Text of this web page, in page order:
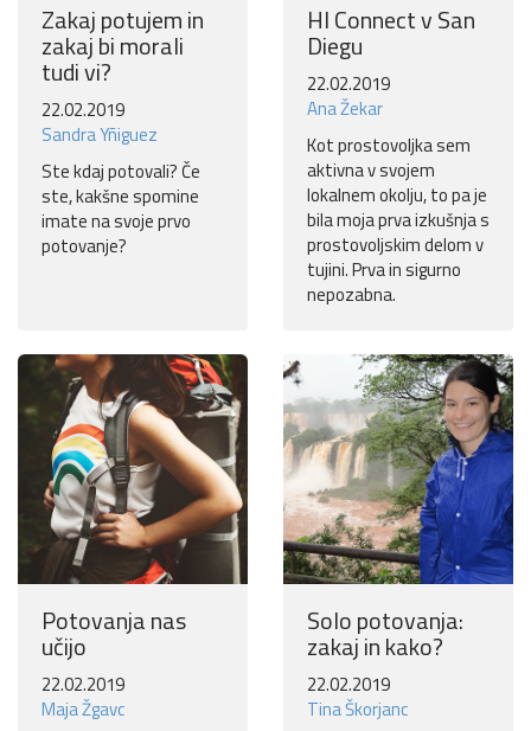
Zakaj potujem in
zakaj bi morali
tudi vi?
22.02.2019
Sandra Yñiguez
Ste kdaj potovali? Če
ste, kakšne spomine
imate na svoje prvo
potovanje?
HI Connect v San
Diegu
22.02.2019
Ana Žekar
Kot prostovoljka sem
aktivna v svojem
lokalnem okolju, to pa je
bila moja prva izkušnja s
prostovoljskim delom v
tujini. Prva in sigurno
nepozabna.
Potovanja nas
učijo
22.02.2019
Maja Žgavc
Solo potovanja:
zakaj in kako?
22.02.2019
Tina Škorjanc